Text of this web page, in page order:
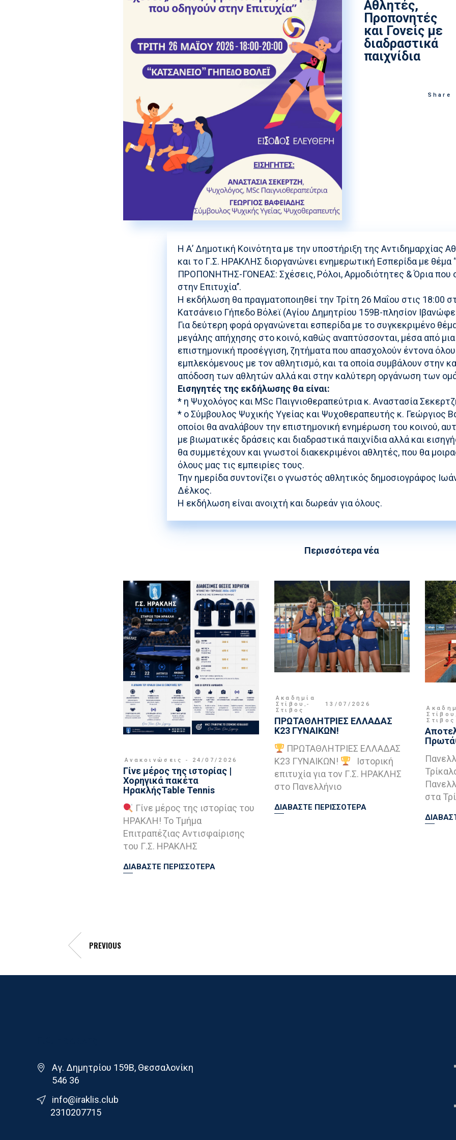
Στίβος
Κολύμβηση
Συγχρονισμένη Κολύμβηση
Καταδύσεις
Χειροσφαίριση Ανδρών
Ξιφασκία
Πινγκ Πονγκ
Ποδηλασία
Ακαδημία
Ακαδημία Ξιφασκίας
Αθλητές,
Προπονητές
και Γονείς με
διαδραστικά
παιχνίδια
Share
Η Α’ Δημοτική Κοινότητα με την υποστήριξη της Αντιδημαρχίας
και το Γ.Σ. ΗΡΑΚΛΗΣ διοργανώνει ενημερωτική Εσπερίδα με θέμα
ΠΡΟΠΟΝΗΤΗΣ-ΓΟΝΕΑΣ: Σχέσεις, Ρόλοι, Αρμοδιότητες & Όρια που
στην Επιτυχία’’.
Η εκδήλωση θα πραγματοποιηθεί την Τρίτη 26 Μαΐου στις 18:00
Κατσάνειο Γήπεδο Βόλεϊ (Αγίου Δημητρίου 159Β-πλησίον
Για δεύτερη φορά οργανώνεται εσπερίδα με το συγκεκριμένο
μεγάλης απήχησης στο κοινό, καθώς αναπτύσσονται, μέσα από μια
επιστημονική προσέγγιση, ζητήματα που απασχολούν έντονα
εμπλεκόμενους με τον αθλητισμό, και τα οποία συμβάλουν στην
απόδοση των αθλητών αλλά και στην καλύτερη οργάνωση των
Εισηγητές της εκδήλωσης θα είναι:
* η Ψυχολόγος και MSc Παιγνιοθεραπεύτρια κ. Αναστασία
* ο Σύμβουλος Ψυχικής Υγείας και Ψυχοθεραπευτής κ. Γεώργιος
οποίοι θα αναλάβουν την επιστημονική ενημέρωση του κοινού,
με βιωματικές δράσεις και διαδραστικά παιχνίδια αλλά και
θα συμμετέχουν και γνωστοί διακεκριμένοι αθλητές, που θα
όλους μας τις εμπειρίες τους.
Την ημερίδα συντονίζει ο γνωστός αθλητικός δημοσιογράφος
Δέλκος.
Η εκδήλωση είναι ανοιχτή και δωρεάν για όλους.
Περισσότερα νέα
Ανακοινώσεις 24/07/2026
Γίνε μέρος της ιστορίας |
Χορηγικά πακέτα
ΗρακλήςTable Tennis
Γίνε μέρος της ιστορίας του
ΗΡΑΚΛΗ! Το Τμήμα
Επιτραπέζιας Αντισφαίρισης
του Γ.Σ. ΗΡΑΚΛΗΣ
ΔΙΑΒΑΣΤΕ ΠΕΡΙΣΣΟΤΕΡΑ
Ακαδημία
Στίβου ,
Στιβος
13/07/2026
ΠΡΩΤΑΘΛΗΤΡΙΕΣ ΕΛΛΑΔΑΣ
Κ23 ΓΥΝΑΙΚΩΝ!
ΠΡΩΤΑΘΛΗΤΡΙΕΣ ΕΛΛΑΔΑΣ
Κ23 ΓΥΝΑΙΚΩΝ!
Ιστορική
επιτυχία για τον Γ.Σ. ΗΡΑΚΛΗΣ
στο Πανελλήνιο
ΔΙΑΒΑΣΤΕ ΠΕΡΙΣΣΟΤΕΡΑ
Στίβου
Στιβος
στα
PREVIOUS
Αγ. Δημητρίου 159Β, Θεσσαλονίκη
546 36
info@iraklis.club
2310207715